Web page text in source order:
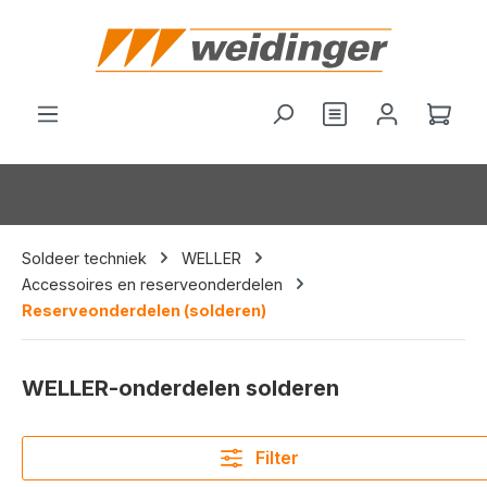
Je hebt 0 items
Soldeer techniek
WELLER
Accessoires en reserveonderdelen
Reserveonderdelen (solderen)
WELLER-onderdelen solderen
Filter